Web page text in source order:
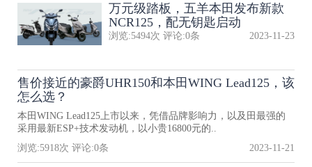
万元级踏板，五羊本田发布新款
NCR125，配无钥匙启动
浏览:5494次 评论:0条 2023-11-23
售价接近的豪爵UHR150和本田WING Lead125，该
怎么选？
本田WING Lead125上市以来，凭借品牌影响力，以及田最强的
采用最新ESP+技术发动机，以小贵16800元的..
浏览:5918次 评论:0条 2023-11-21